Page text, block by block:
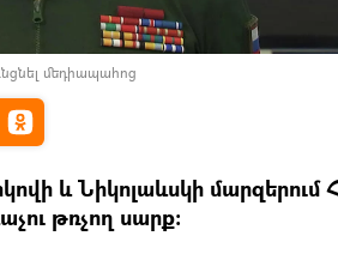
մեդիապահոց
և Նիկոլաևսկի մարզերում
թռչող սարք: